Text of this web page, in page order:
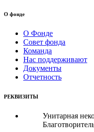
О фонде
О Фонде
Совет фонда
Команда
Нас поддерживают
Документы
Отчетность
РЕКВИЗИТЫ
Унитарная